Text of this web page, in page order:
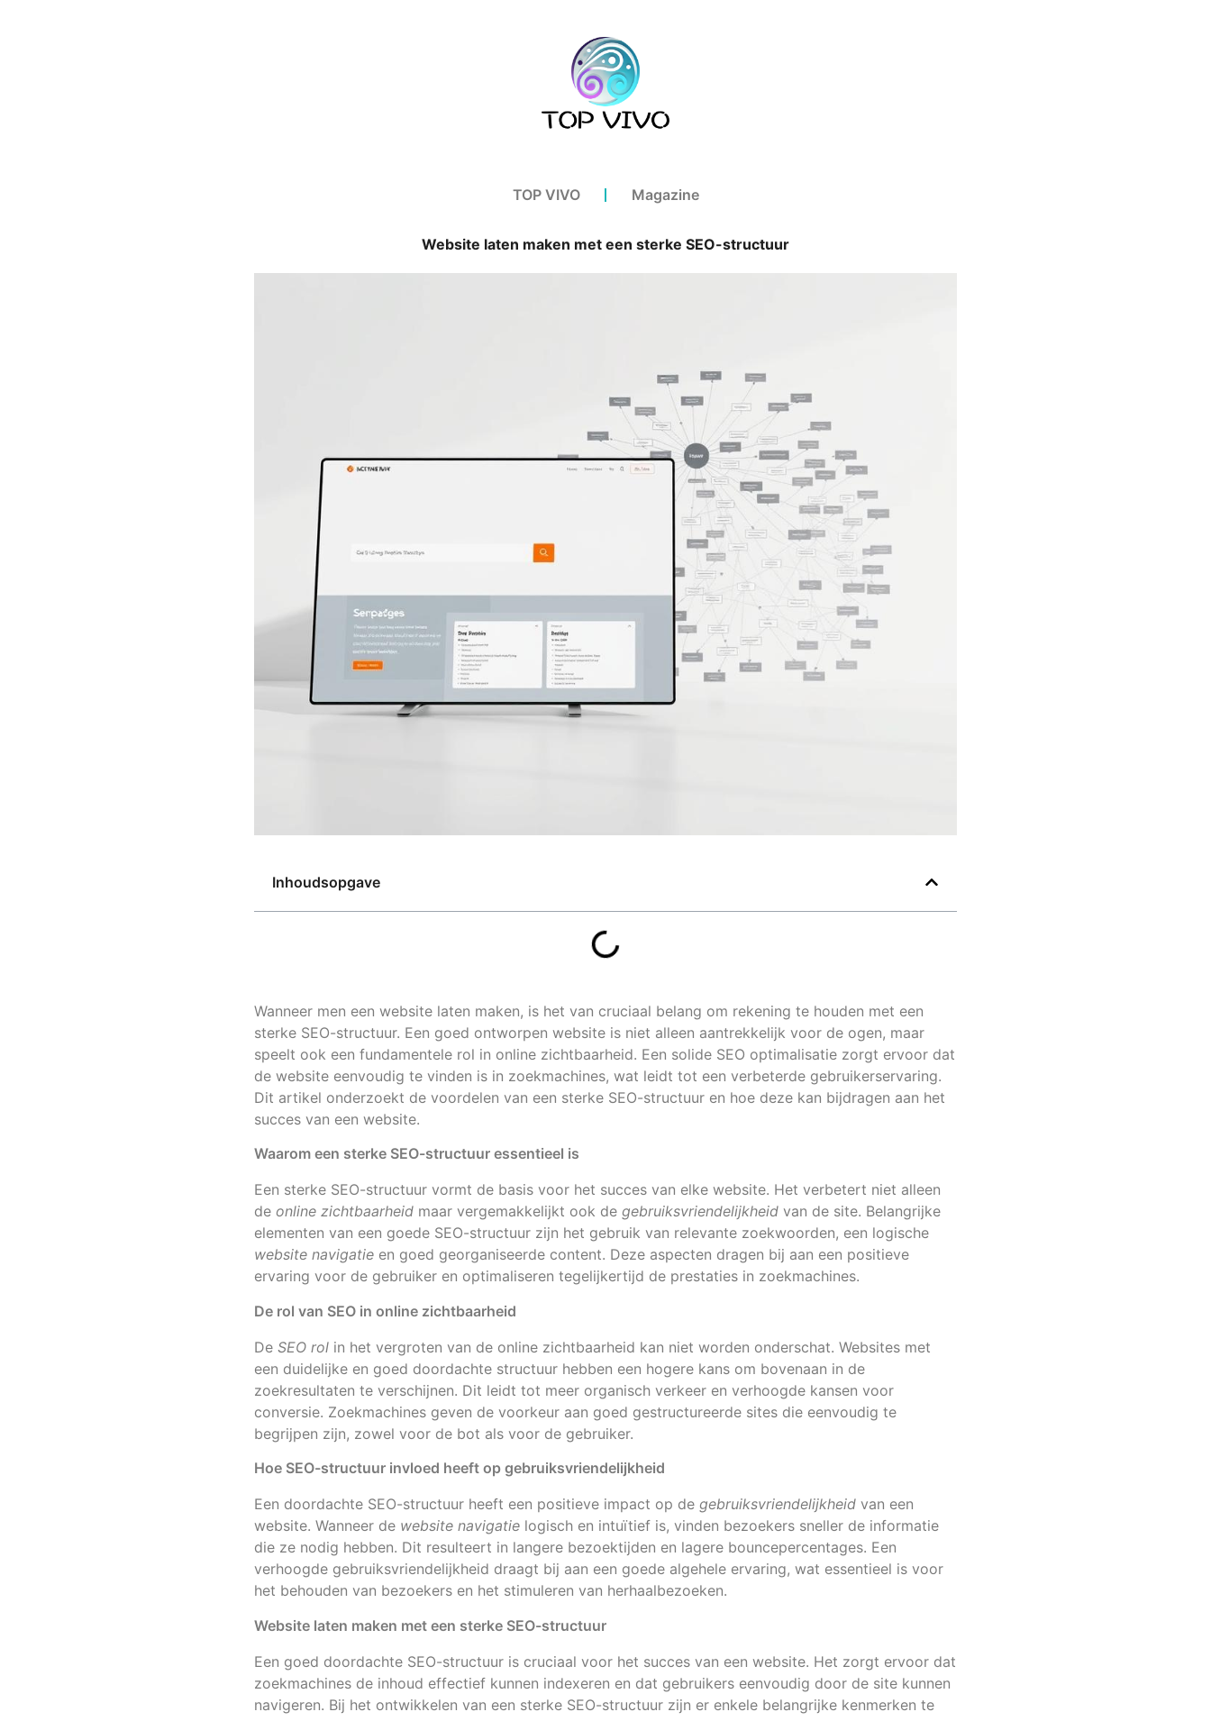
TOP VIVO Magazine
Website laten maken met een sterke SEO-structuur
Inhoudsopgave
Wanneer men een website laten maken, is het van cruciaal belang om rekening te houden met een
sterke SEO-structuur. Een goed ontworpen website is niet alleen aantrekkelijk voor de ogen, maar
speelt ook een fundamentele rol in online zichtbaarheid. Een solide SEO optimalisatie zorgt ervoor dat
de website eenvoudig te vinden is in zoekmachines, wat leidt tot een verbeterde gebruikerservaring.
Dit artikel onderzoekt de voordelen van een sterke SEO-structuur en hoe deze kan bijdragen aan het
succes van een website.
Waarom een sterke SEO-structuur essentieel is
Een sterke SEO-structuur vormt de basis voor het succes van elke website. Het verbetert niet alleen
de online zichtbaarheid maar vergemakkelijkt ook de gebruiksvriendelijkheid van de site. Belangrijke
elementen van een goede SEO-structuur zijn het gebruik van relevante zoekwoorden, een logische
website navigatie en goed georganiseerde content. Deze aspecten dragen bij aan een positieve
ervaring voor de gebruiker en optimaliseren tegelijkertijd de prestaties in zoekmachines.
De rol van SEO in online zichtbaarheid
De SEO rol in het vergroten van de online zichtbaarheid kan niet worden onderschat. Websites met
een duidelijke en goed doordachte structuur hebben een hogere kans om bovenaan in de
zoekresultaten te verschijnen. Dit leidt tot meer organisch verkeer en verhoogde kansen voor
conversie. Zoekmachines geven de voorkeur aan goed gestructureerde sites die eenvoudig te
begrijpen zijn, zowel voor de bot als voor de gebruiker.
Hoe SEO-structuur invloed heeft op gebruiksvriendelijkheid
Een doordachte SEO-structuur heeft een positieve impact op de gebruiksvriendelijkheid van een
website. Wanneer de website navigatie logisch en intuïtief is, vinden bezoekers sneller de informatie
die ze nodig hebben. Dit resulteert in langere bezoektijden en lagere bouncepercentages. Een
verhoogde gebruiksvriendelijkheid draagt bij aan een goede algehele ervaring, wat essentieel is voor
het behouden van bezoekers en het stimuleren van herhaalbezoeken.
Website laten maken met een sterke SEO-structuur
Een goed doordachte SEO-structuur is cruciaal voor het succes van een website. Het zorgt ervoor dat
zoekmachines de inhoud effectief kunnen indexeren en dat gebruikers eenvoudig door de site kunnen
navigeren. Bij het ontwikkelen van een sterke SEO-structuur zijn er enkele belangrijke kenmerken te